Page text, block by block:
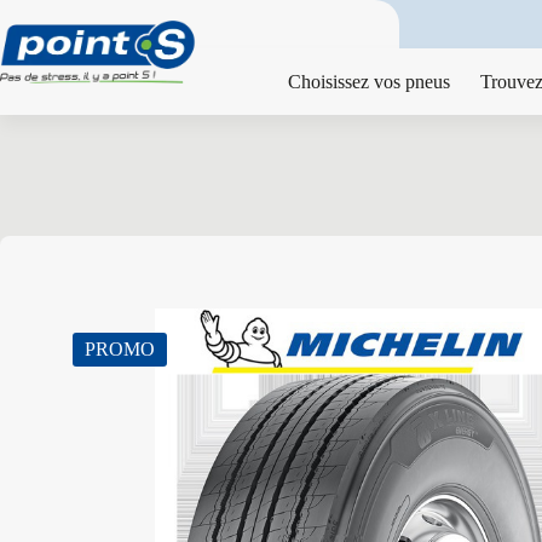
au
contenu
Choisissez vos pneus
PROMO